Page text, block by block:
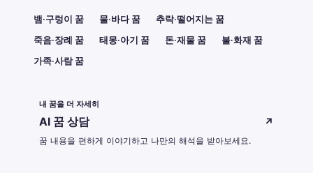
뱀·구렁이 꿈 물·바다 꿈
추락·떨어지는 꿈
죽음·장례 꿈
태몽·아기 꿈 돈·재물 꿈
불·화재 꿈
가족·사람 꿈
내 꿈을 더 자세히
AI 꿈 상담 ↗
꿈 내용을 편하게 이야기하고 나만의 해석을 받아보세요.